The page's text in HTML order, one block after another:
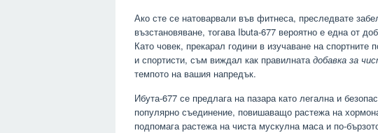
Ако сте се натоварвали във фитнеса, преследвате
възстановяване, тогава Ibuta-677 вероятно е една от
Като човек, прекарал години в изучаване на спортните
и спортисти, съм виждал как правилнатадобавка за
темпото на вашия напредък.
Ибута-677 се предлага на пазара като легална и
популярно съединение, повишаващо растежа на
подпомага растежа на чиста мускулна маса и по-